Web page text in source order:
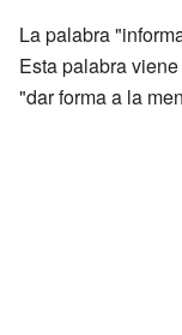
La palabra
Esta palabra
"dar forma a la